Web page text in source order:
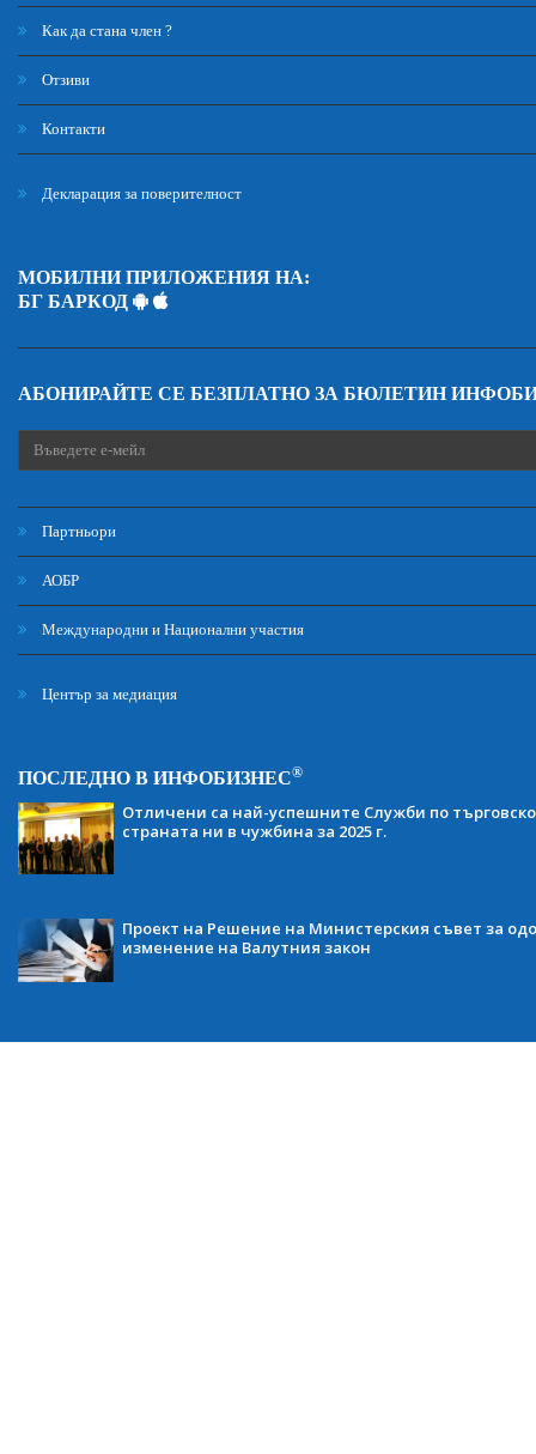
Как да стана член ?
Отзиви
Контакти
Декларация за поверителност
МОБИЛНИ ПРИЛОЖЕНИЯ НА:
БГ БАРКОД
АБОНИРАЙТЕ СЕ БЕЗПЛАТНО ЗА БЮЛЕТИН
Партньори
АОБР
Международни и Национални участия
Център за медиация
ПОСЛЕДНО В ИНФОБИЗНЕС®
Отличени са най-успешните Служби по
страната ни в чужбина за 2025 г.
Проект на Решение на Министерския съвет за
изменение на Валутния закон